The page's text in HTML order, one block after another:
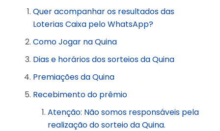
Quer acompanhar os resultados das
Loterias Caixa pelo WhatsApp?
Como Jogar na Quina
Dias e horários dos sorteios da Quina
Premiações da Quina
Recebimento do prêmio
Atenção: Não somos responsáveis pela
realização do sorteio da Quina.